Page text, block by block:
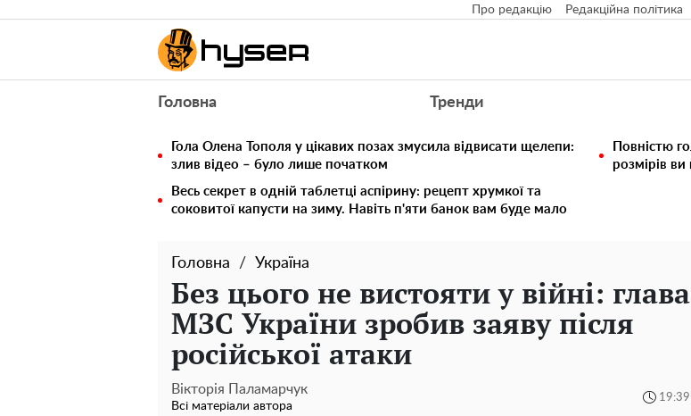
Про редакцію Редакційна політика
Головна Тренди
Гола Олена Тополя у цікавих позах змусила відвисати щелепи:
злив відео – було лише початком
Повністю
розмірів
Весь секрет в одній таблетці аспірину: рецепт хрумкої та
соковитої капусти на зиму. Навіть п'яти банок вам буде мало
Головна Україна
Без цього не вистояти у війні: глава
МЗС України зробив заяву після
російської атаки
Вікторія Паламарчук
Всі матеріали автора